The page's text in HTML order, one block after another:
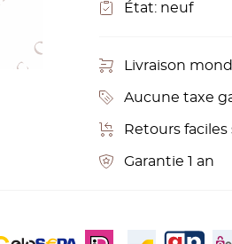
État: neuf
Livraison
Aucune taxe
Retours
Garantie 1 an